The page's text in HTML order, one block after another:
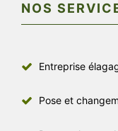
NOS
Entreprise
Pose et